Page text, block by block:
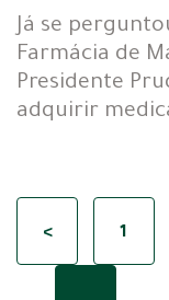
Já se
Farmácia de
Presidente
adquirir
< 1